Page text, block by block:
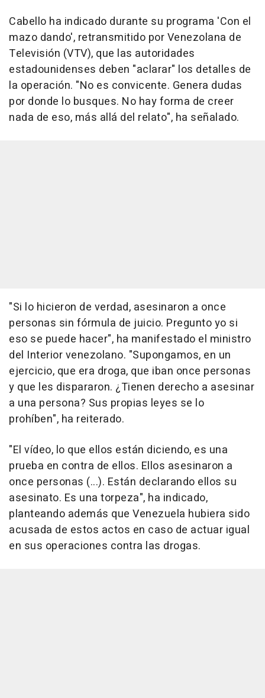
Cabello ha indicado durante su programa 'Con el
mazo dando', retransmitido por Venezolana de
Televisión (VTV), que las autoridades
estadounidenses deben "aclarar" los detalles de
la operación. "No es convicente. Genera dudas
por donde lo busques. No hay forma de creer
nada de eso, más allá del relato", ha señalado.
"Si lo hicieron de verdad, asesinaron a once
personas sin fórmula de juicio. Pregunto yo si
eso se puede hacer", ha manifestado el ministro
del Interior venezolano. "Supongamos, en un
ejercicio, que era droga, que iban once personas
y que les dispararon. ¿Tienen derecho a asesinar
a una persona? Sus propias leyes se lo
prohíben", ha reiterado.
"El vídeo, lo que ellos están diciendo, es una
prueba en contra de ellos. Ellos asesinaron a
once personas (...). Están declarando ellos su
asesinato. Es una torpeza", ha indicado,
planteando además que Venezuela hubiera sido
acusada de estos actos en caso de actuar igual
en sus operaciones contra las drogas.